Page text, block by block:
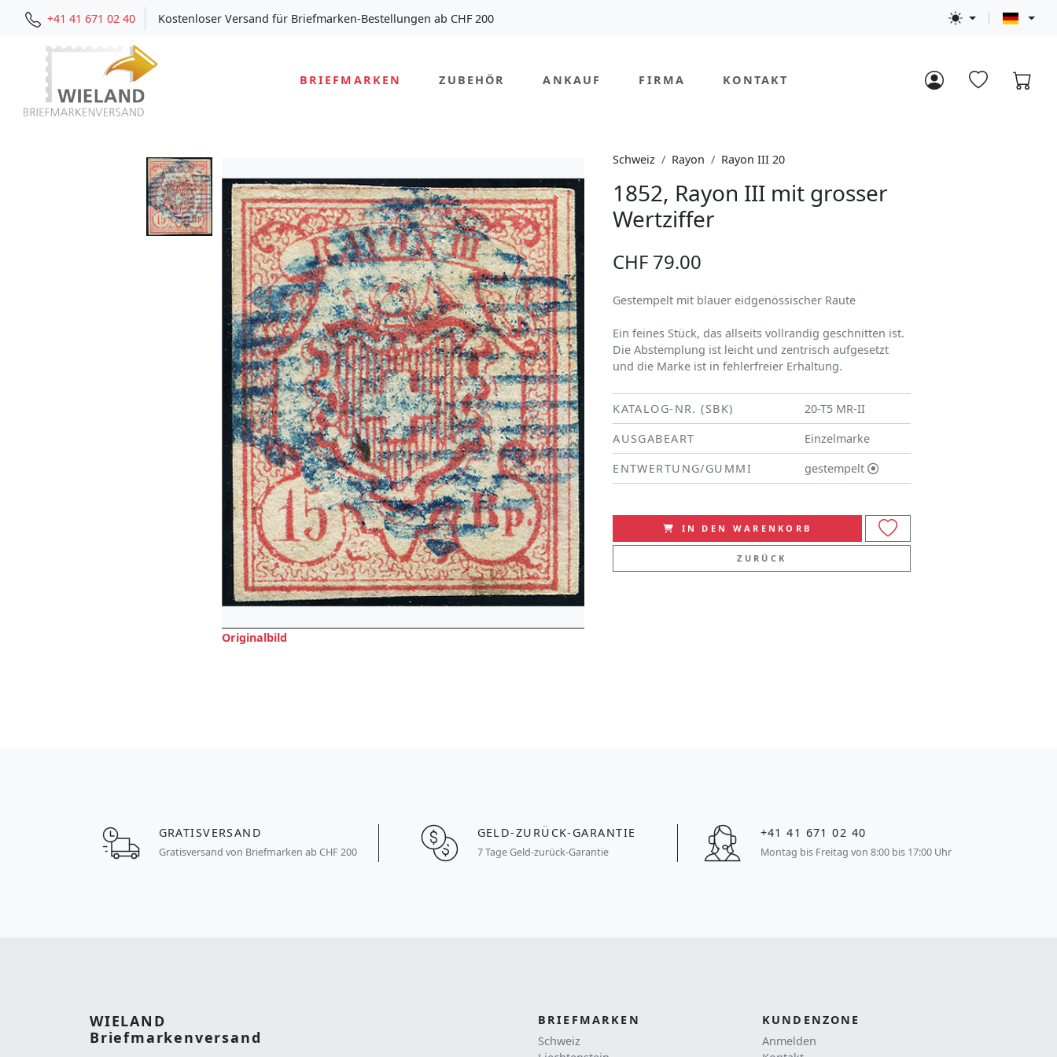
+41 41 671 02 40 Kostenloser Versand für Briefmarken-Bestellungen ab CHF 200
BRIEFMARKEN ZUBEHÖR ANKAUF FIRMA KONTAKT
Originalbild
Schweiz Rayon Rayon III 20
1852, Rayon III mit grosser
Wertziffer
CHF 79.00
Gestempelt mit blauer eidgenössischer Raute
Ein feines Stück, das allseits vollrandig geschnitten ist.
Die Abstemplung ist leicht und zentrisch aufgesetzt
und die Marke ist in fehlerfreier Erhaltung.
KATALOG-NR. (SBK)
20-T5 MR-II
AUSGABEART
Einzelmarke
ENTWERTUNG/GUMMI
gestempelt
IN DEN WARENKORB
ZURÜCK
GRATISVERSAND
Gratisversand von Briefmarken ab CHF 200
GELD-ZURÜCK-GARANTIE
7 Tage Geld-zurück-Garantie
+41 41 671 02 40
Montag bis Freitag von 8:00 bis 17:00 Uhr
WIELAND
Briefmarkenversand
BRIEFMARKEN
Schweiz
KUNDENZONE
Anmelden